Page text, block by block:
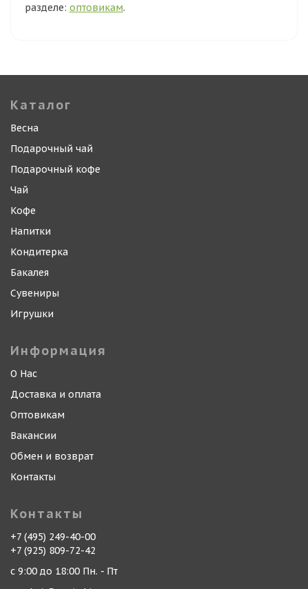
разделе: оптовикам.
Каталог
Весна
Подарочный чай
Подарочный кофе
Чай
Кофе
Напитки
Кондитерка
Бакалея
Сувениры
Игрушки
Информация
О Нас
Доставка и оплата
Оптовикам
Вакансии
Обмен и возврат
Контакты
Контакты
+7 (495) 249-40-00
+7 (925) 809-72-42
с 9:00 до 18:00 Пн. - Пт